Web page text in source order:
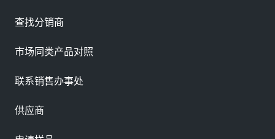
查找分销商
市场同类产品对照
联系销售办事处
供应商